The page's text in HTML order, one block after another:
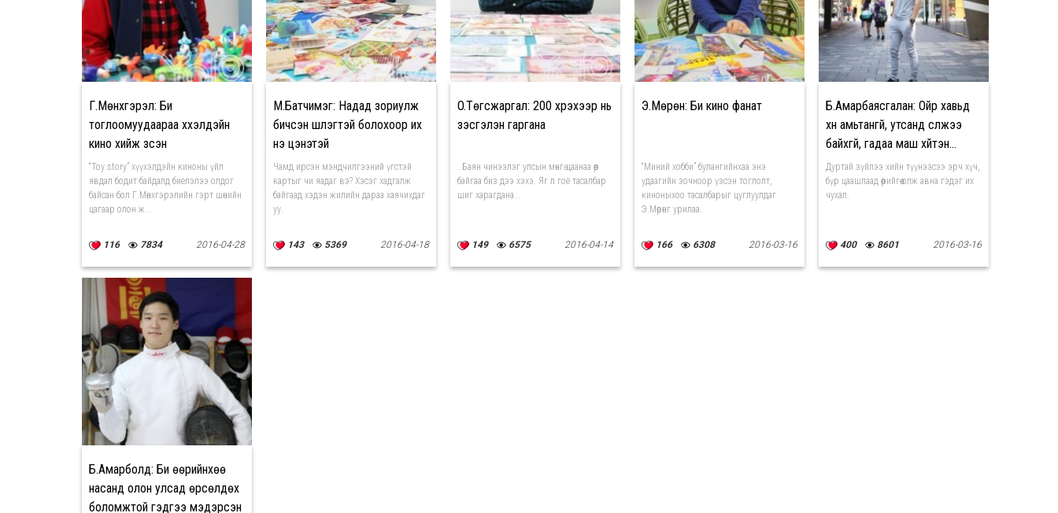
Г.Мөнхгэрэл: Би
тоглоомуудаараа хүүхэлдэйн
кино хийж үзсэн
“Toy story” хүүхэлдэйн киноны үйл
явдал бодит байдалд биелэлээ олдог
байсан бол Г.Мөнхгэрэлийн гэрт шөнийн
цагаар олон ж...
116 7834 2016-04-28
М.Батчимэг: Надад зориулж
бичсэн шүлэгтэй болохоор их
үнэ цэнэтэй
Чамд ирсэн мэндчилгээний үгстэй
картыг чи яадаг вэ? Хэсэг хадгалж
байгаад хэдэн жилийн дараа хаячихдаг
уу.
143 5369 2016-04-18
O.Төгсжаргал: 200 хүрэхээр нь
үзэсгэлэн гаргана
..Баян чинээлэг улсын мөнгө цаанаа өөр
байгаа биз дээ хэхэ. Яг л гоё тасалбар
шиг харагдана...
149 6575 2016-04-14
Э.Мөрөн: Би кино фанат
“Миний хобби” булангийнхаа энэ
удаагийн зочноор үзсэн тоглолт,
киноныхоо тасалбарыг цуглуулдаг
Э.Мөрөнг урилаа.
166 6308 2016-03-16
Б.Амарбаясгалан: Ойр хавьд
хүн амьтангүй, утсанд сүлжээ
байхгүй, гадаа маш хүйтэн...
Дуртай зүйлээ хийн түүнээсээ эрч хүч,
бүр цаашлаад өөрийгөө олж авна гэдэг их
чухал.
400 8601 2016-03-16
Б.Амарболд: Би өөрийнхөө
насанд олон улсад өрсөлдөх
боломжтой гэдгээ мэдэрсэн